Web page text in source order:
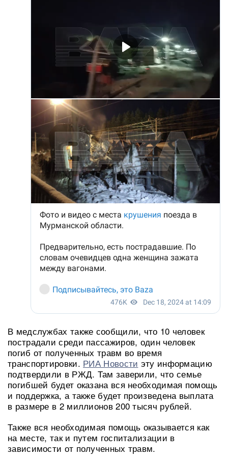
В медслужбах также сообщили, что 10 человек
пострадали среди пассажиров, один человек
погиб от полученных травм во время
транспортировки. РИА Новости эту информацию
подтвердили в РЖД. Там заверили, что семье
погибшей будет оказана вся необходимая помощь
и поддержка, а также будет произведена выплата
в размере в 2 миллионов 200 тысяч рублей.
Также вся необходимая помощь оказывается как
на месте, так и путем госпитализации в
зависимости от полученных травм.